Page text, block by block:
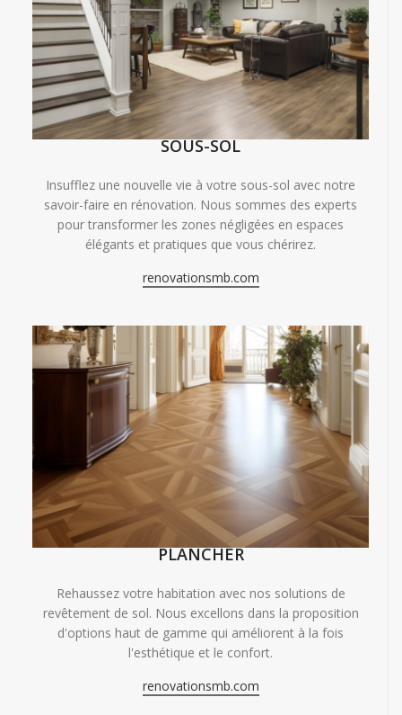
SOUS-SOL
Insufflez une nouvelle vie à votre sous-sol avec notre
savoir-faire en rénovation. Nous sommes des experts
pour transformer les zones négligées en espaces
élégants et pratiques que vous chérirez.
renovationsmb.com
PLANCHER
Rehaussez votre habitation avec nos solutions de
revêtement de sol. Nous excellons dans la proposition
d'options haut de gamme qui améliorent à la fois
l'esthétique et le confort.
renovationsmb.com